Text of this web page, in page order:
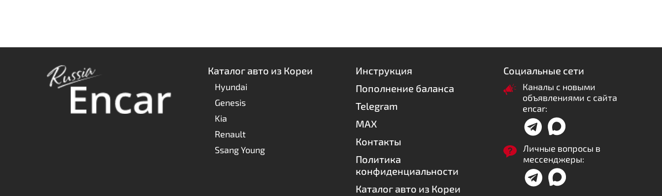
Каталог авто из Кореи
Hyundai
Genesis
Kia
Renault
Ssang Young
Инструкция
Пополнение баланса
Telegram
MAX
Контакты
Политика
конфиденциальности
Каталог авто из Кореи
Социальные сети
Каналы с новыми
объявлениями с сайта
encar:
Личные вопросы в
мессенджеры: